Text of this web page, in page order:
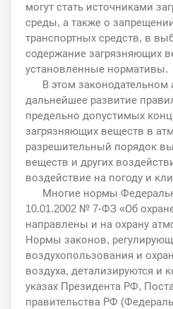
могут стать источниками
среды, а также о
транспортных средств, в
содержание загрязняющих
установленные нормативы.
В этом законодательном
дальнейшее развитие
предельно допустимых
загрязняющих веществ в
разрешительный порядок
веществ и других
воздействие на погоду и
Многие нормы
10.01.2002 № 7-ФЗ «Об
направлены и на охрану
Нормы законов,
воздухопользования и
воздуха, детализируются и
указах Президента РФ,
правительства РФ